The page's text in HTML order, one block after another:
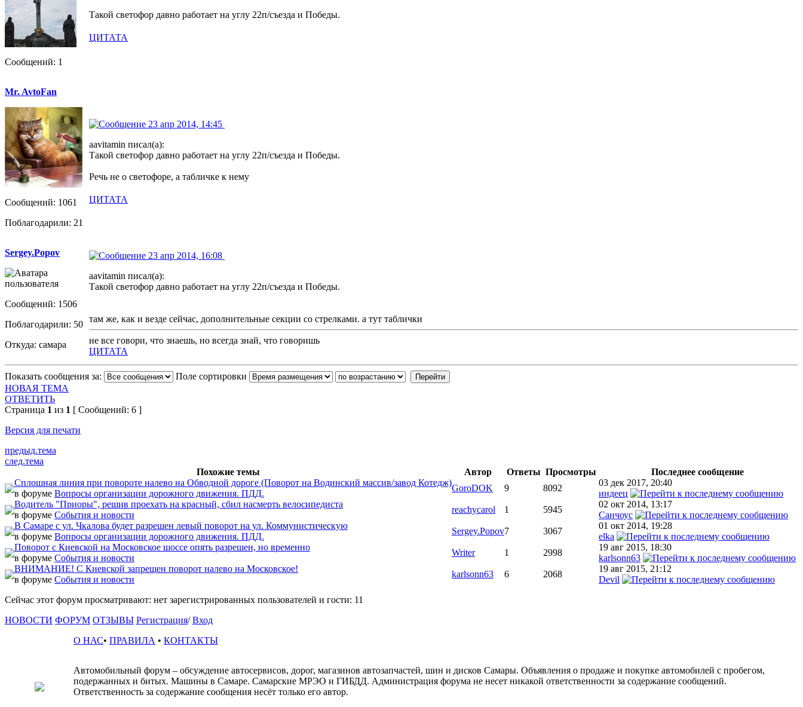
Сообщений: 1
Такой светофор давно работает на углу 22п/съезда и Победы.
ЦИТАТА
Mr. AvtoFan
Сообщений: 1061
Поблагодарили: 21
23 апр 2014, 14:45
aavitamin писал(а):
Такой светофор давно работает на углу 22п/съезда и Победы.
Речь не о светофоре, а табличке к нему
ЦИТАТА
Sergey.Popov
Сообщений: 1506
Поблагодарили: 50
Откуда: самара
23 апр 2014, 16:08
aavitamin писал(а):
Такой светофор давно работает на углу 22п/съезда и Победы.
там же, как и везде сейчас, дополнительные секции со стрелками. а тут таблички
не все говори, что знаешь, но всегда знай, что говоришь
ЦИТАТА
Показать сообщения за:
Поле сортировки
НОВАЯ ТЕМА
ОТВЕТИТЬ
Страница 1 из 1 [ Сообщений: 6 ]
Версия для печати
предыд.тема
след.тема
Похожие темы
Автор Ответы Просмотры
Последнее сообщение
Сплошная линия при повороте налево на Обводной дороге (Поворот на Водинский массив/завод Котедж)
в форуме Вопросы организации дорожного движения. ПДД.
GoroDOK 9 8092
03 дек 2017, 20:40
индеец
Водитель "Приоры", решив проехать на красный, сбил насмерть велосипедиста
в форуме События и новости
reachycarol 1 5945
02 окт 2014, 13:17
Санчоус
В Самаре с ул. Чкалова будет разрешен левый поворот на ул. Коммунистическую
в форуме Вопросы организации дорожного движения. ПДД.
Sergey.Popov7 3067
01 окт 2014, 19:28
elka
Поворот с Киевской на Московское шоссе опять разрешен, но временно
в форуме События и новости
Writer 1 2998
19 авг 2015, 18:30
karlsonn63
ВНИМАНИЕ! С Киевской запрещен поворот налево на Московское!
в форуме События и новости
karlsonn63 6 2068
19 авг 2015, 21:12
Devil
Сейчас этот форум просматривают: нет зарегистрированных пользователей и гости: 11
НОВОСТИ ФОРУМ ОТЗЫВЫ Регистрация/ Вход
О НАС• ПРАВИЛА • КОНТАКТЫ
Автомобильный форум – обсуждение автосервисов, дорог, магазинов автозапчастей, шин и дисков Самары. Объявления о продаже и покупке автомобилей с пробегом,
подержанных и битых. Машины в Самаре. Самарские МРЭО и ГИБДД. Администрация форума не несет никакой ответственности за содержание сообщений.
Ответственность за содержание сообщения несёт только его автор.